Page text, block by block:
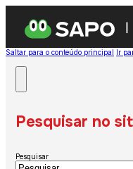
Saltar para o conteúdo principal Ir
Pesquisar no
Pesquisar